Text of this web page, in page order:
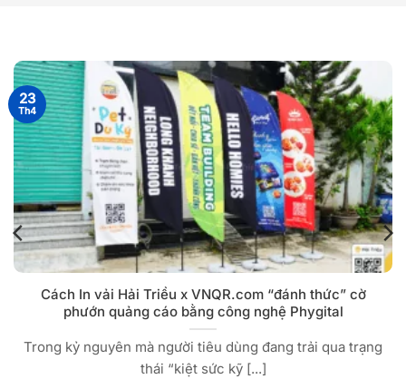
Cách In vải Hải Triều x VNQR.com “đánh thức” cờ
phướn quảng cáo bằng công nghệ Phygital
Trong kỷ nguyên mà người tiêu dùng đang trải qua trạng
thái “kiệt sức kỹ [...]
23
Th4